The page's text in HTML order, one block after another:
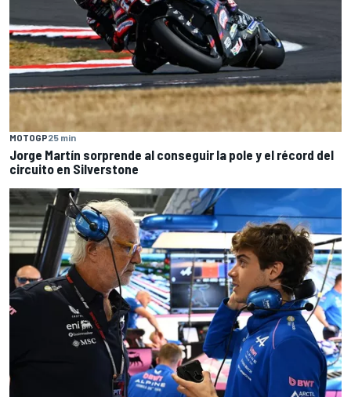
MOTOGP25 min
Jorge Martín sorprende al conseguir la pole y el récord del
circuito en Silverstone